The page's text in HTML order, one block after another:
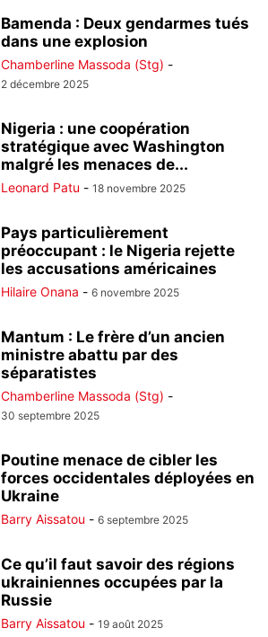
Bamenda : Deux gendarmes tués
dans une explosion
Chamberline Massoda (Stg) -
2 décembre 2025
Nigeria : une coopération
stratégique avec Washington
malgré les menaces de...
Leonard Patu - 18 novembre 2025
Pays particulièrement
préoccupant : le Nigeria rejette
les accusations américaines
Hilaire Onana - 6 novembre 2025
Mantum : Le frère d’un ancien
ministre abattu par des
séparatistes
Chamberline Massoda (Stg) -
30 septembre 2025
Poutine menace de cibler les
forces occidentales déployées en
Ukraine
Barry Aissatou - 6 septembre 2025
Ce qu’il faut savoir des régions
ukrainiennes occupées par la
Russie
Barry Aissatou - 19 août 2025